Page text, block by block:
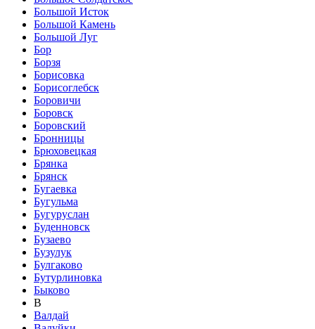
Большой Исток
Большой Камень
Большой Луг
Бор
Борзя
Борисовка
Борисоглебск
Боровичи
Боровск
Боровский
Бронницы
Брюховецкая
Брянка
Брянск
Бугаевка
Бугульма
Бугуруслан
Буденновск
Бузаево
Бузулук
Булгаково
Бутурлиновка
Быково
В
Валдай